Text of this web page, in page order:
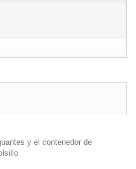
y el contenedor de